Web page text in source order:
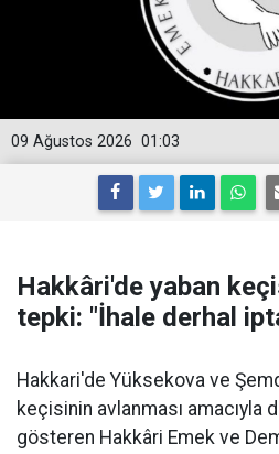
01:03
09 Ağustos 2026
Hakkâri'de yaban
tepki: "İhale derhal
Hakkari'de Yüksekova ve
keçisinin avlanması amacıyla
gösteren Hakkâri Emek ve